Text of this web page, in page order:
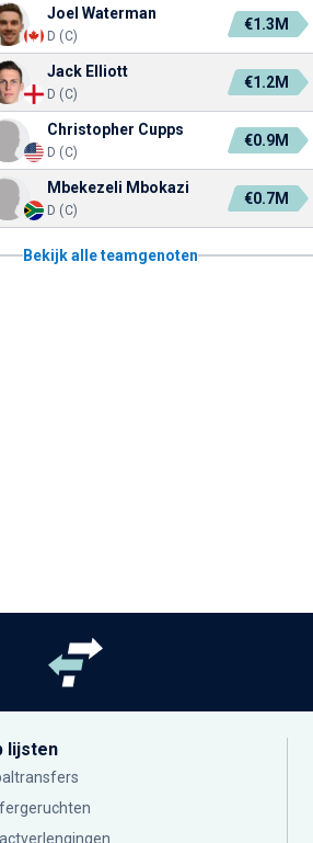
Joel Waterman
D (C)
€1.3M
Jack Elliott
D (C)
€1.2M
Christopher Cupps
D (C)
€0.9M
Mbekezeli Mbokazi
D (C)
€0.7M
Bekijk alle teamgenoten
lijsten